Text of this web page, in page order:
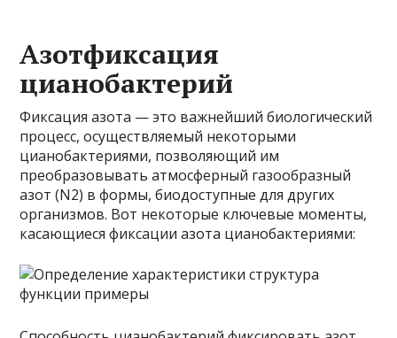
Азотфиксация
цианобактерий
Фиксация азота — это важнейший биологический
процесс, осуществляемый некоторыми
цианобактериями, позволяющий им
преобразовывать атмосферный газообразный
азот (N2) в формы, биодоступные для других
организмов. Вот некоторые ключевые моменты,
касающиеся фиксации азота цианобактериями: